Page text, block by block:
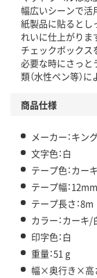
この商品の環境配
アスクル商品環境
幅広いシーンで活
紙製品に貼るとし
れいに仕上がりま
チェックボックス
必要な時にさっと
類（水性ペン等）
商品仕様
メーカー：キン
文字色：白
テープ色：カーキ
テープ幅：12mm
テープ長さ：8m
カラー：カーキ/
印字色：白
重量：51 g
幅×奥行き×高